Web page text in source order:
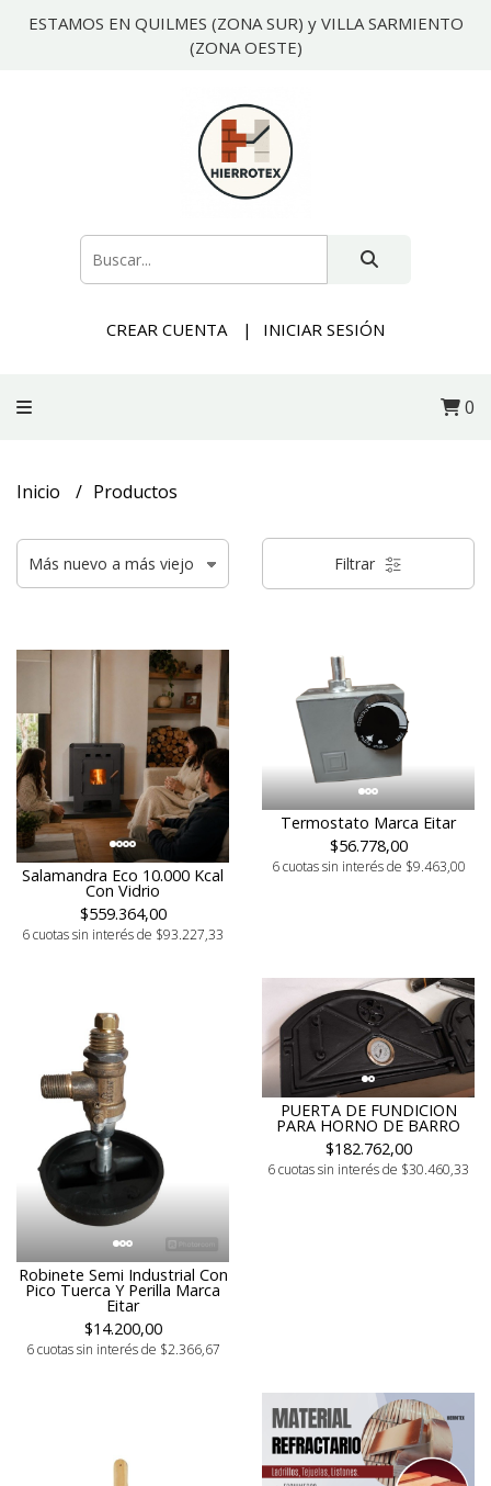
ESTAMOS EN QUILMES (ZONA SUR) y VILLA SARMIENTO
(ZONA OESTE)
CREAR CUENTA INICIAR SESIÓN
0
Inicio Productos
Filtrar
Salamandra Eco 10.000 Kcal
Con Vidrio
$559.364,00
6 cuotas sin interés de $93.227,33
Termostato Marca Eitar
$56.778,00
6 cuotas sin interés de $9.463,00
Robinete Semi Industrial Con
Pico Tuerca Y Perilla Marca
Eitar
$14.200,00
6 cuotas sin interés de $2.366,67
PUERTA DE FUNDICION
PARA HORNO DE BARRO
$182.762,00
6 cuotas sin interés de $30.460,33